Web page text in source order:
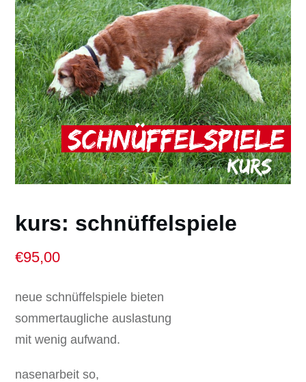
kurs: schnüffelspiele
€95,00
neue schnüffelspiele bieten
sommertaugliche auslastung
mit wenig aufwand.
nasenarbeit so,